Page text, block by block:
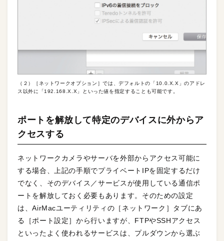
（２）［ネットワークオプション］では、デフォルトの「10.0.X.X」のアドレ
ス以外に「192.168.X.X」といった値を指定することも可能です。
ポートを解放して特定のデバイスに外からア
クセスする
ネットワークカメラやサーバを外部からアクセス可能に
する場合、上記の手順でプライベートIPを固定するだけ
でなく、そのデバイス／サービスが使用している通信ポ
ートを解放しておく必要もあります。そのための設定
は、AirMacユーティリティの［ネットワーク］タブにあ
る［ポート設定］から行いますが、FTPやSSHアクセス
といったよく使われるサービスは、プルダウンから選ぶ